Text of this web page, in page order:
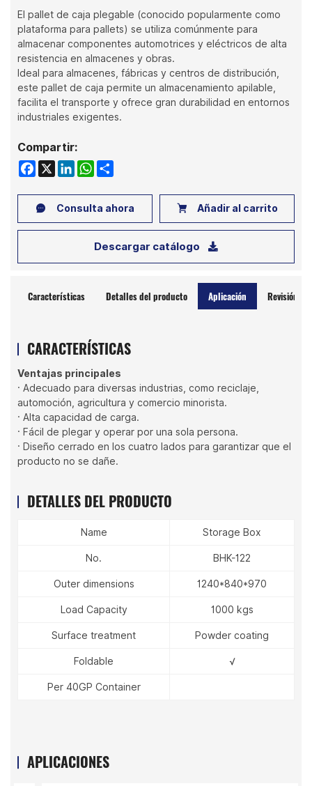
El pallet de caja plegable (conocido popularmente como
plataforma para pallets) se utiliza comúnmente para
almacenar componentes automotrices y eléctricos de alta
resistencia en almacenes y obras.
Ideal para almacenes, fábricas y centros de distribución,
este pallet de caja permite un almacenamiento apilable,
facilita el transporte y ofrece gran durabilidad en entornos
industriales exigentes.
Compartir:
Facebook
X LinkedIn
WhatsApp
Share
Consulta ahora Añadir al carrito
Descargar catálogo
Características Detalles del producto Aplicación Revisión
CARACTERÍSTICAS
Ventajas principales
· Adecuado para diversas industrias, como reciclaje,
automoción, agricultura y comercio minorista.
· Alta capacidad de carga.
· Fácil de plegar y operar por una sola persona.
· Diseño cerrado en los cuatro lados para garantizar que el
producto no se dañe.
DETALLES DEL PRODUCTO
Name
Storage Box
No.
BHK-122
Outer dimensions
1240*840*970
Load Capacity
1000 kgs
Surface treatment
Powder coating
Foldable
√
Per 40GP Container
APLICACIONES